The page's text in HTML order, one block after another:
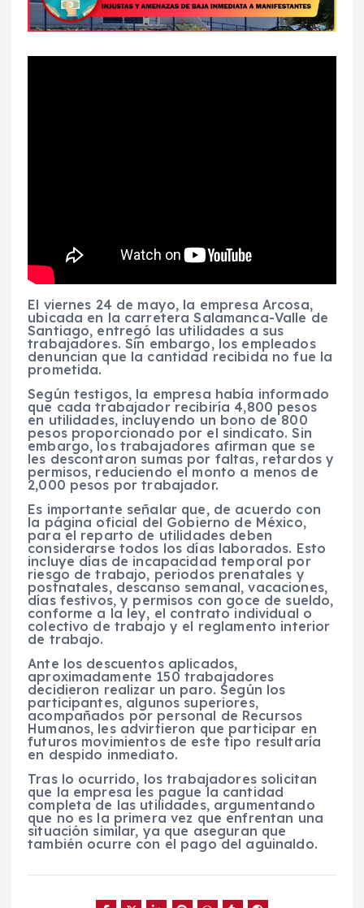
El viernes 24 de mayo, la empresa Arcosa,
ubicada en la carretera Salamanca-Valle de
Santiago, entregó las utilidades a sus
trabajadores. Sin embargo, los empleados
denuncian que la cantidad recibida no fue la
prometida.
Según testigos, la empresa había informado
que cada trabajador recibiría 4,800 pesos
en utilidades, incluyendo un bono de 800
pesos proporcionado por el sindicato. Sin
embargo, los trabajadores afirman que se
les descontaron sumas por faltas, retardos y
permisos, reduciendo el monto a menos de
2,000 pesos por trabajador.
Es importante señalar que, de acuerdo con
la página oficial del Gobierno de México,
para el reparto de utilidades deben
considerarse todos los días laborados. Esto
incluye días de incapacidad temporal por
riesgo de trabajo, periodos prenatales y
postnatales, descanso semanal, vacaciones,
días festivos, y permisos con goce de sueldo,
conforme a la ley, el contrato individual o
colectivo de trabajo y el reglamento interior
de trabajo.
Ante los descuentos aplicados,
aproximadamente 150 trabajadores
decidieron realizar un paro. Según los
participantes, algunos superiores,
acompañados por personal de Recursos
Humanos, les advirtieron que participar en
futuros movimientos de este tipo resultaría
en despido inmediato.
Tras lo ocurrido, los trabajadores solicitan
que la empresa les pague la cantidad
completa de las utilidades, argumentando
que no es la primera vez que enfrentan una
situación similar, ya que aseguran que
también ocurre con el pago del aguinaldo.